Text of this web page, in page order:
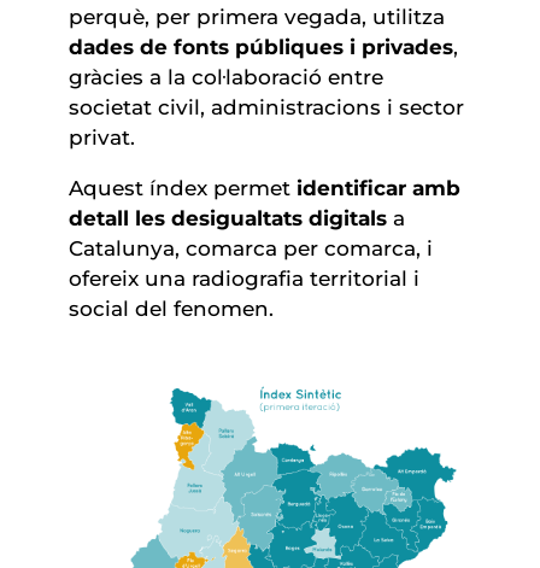
perquè, per primera vegada, utilitza
dades de fonts públiques i privades,
gràcies a la col·laboració entre
societat civil, administracions i sector
privat.
Aquest índex permet identificar amb
detall les desigualtats digitalsa
Catalunya, comarca per comarca, i
ofereix una radiografia territorial i
social del fenomen.